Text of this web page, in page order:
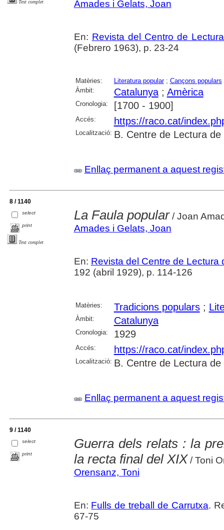
Text complet Amades i Gelats, Joan
En: Revista del Centro de
(Febrero 1963), p. 23-24
Matèries: Literatura popular; Cançons populars
Àmbit:
Catalunya; Amèrica
Cronologia: [1700 - 1900]
Accés: https://raco.cat/
Localització: B. Centre de Lectura de
Enllaç permanent a aquest
8 / 1140
select
print
Text complet
La Faula popular/ Joan
Amades i Gelats, Joan
En: Revista del Centre de Lectura
192 (abril 1929), p. 114-126
Matèries: Tradicions populars;
Àmbit: Catalunya
Cronologia: 1929
Accés: https://raco.cat/
Localització: B. Centre de Lectura de
Enllaç permanent a aquest
9 / 1140
select
print
Guerra dels relats : la
la recta final del XIX / Toni
Orensanz, Toni
En: Fulls de treball de Carrutxa.
67-75